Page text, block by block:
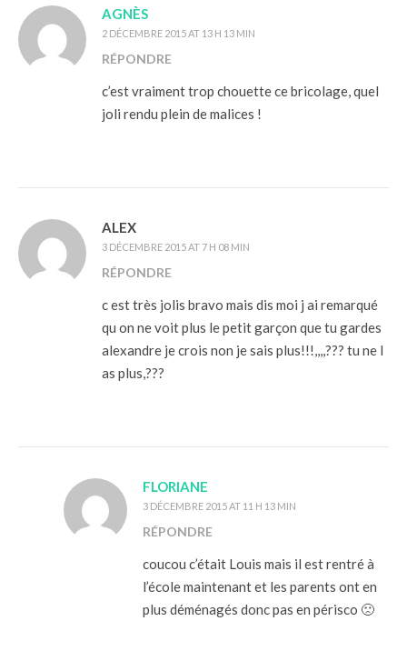
AGNÈS
2 DÉCEMBRE 2015 AT 13 H 13 MIN
RÉPONDRE
c’est vraiment trop chouette ce bricolage, quel
joli rendu plein de malices !
ALEX
3 DÉCEMBRE 2015 AT 7 H 08 MIN
RÉPONDRE
c est très jolis bravo mais dis moi j ai remarqué
qu on ne voit plus le petit garçon que tu gardes
alexandre je crois non je sais plus!!!,,,,??? tu ne l
as plus,???
FLORIANE
3 DÉCEMBRE 2015 AT 11 H 13 MIN
RÉPONDRE
coucou c’était Louis mais il est rentré à
l’école maintenant et les parents ont en
plus déménagés donc pas en périsco 🙁